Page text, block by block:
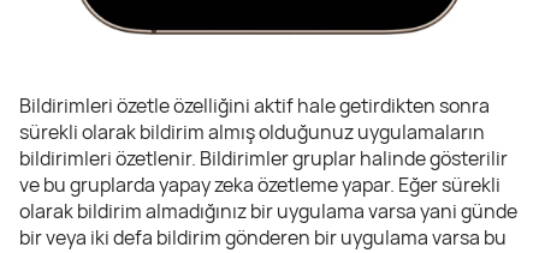
Bildirimleri özetle özelliğini aktif hale getirdikten sonra
sürekli olarak bildirim almış olduğunuz uygulamaların
bildirimleri özetlenir. Bildirimler gruplar halinde gösterilir
ve bu gruplarda yapay zeka özetleme yapar. Eğer sürekli
olarak bildirim almadığınız bir uygulama varsa yani günde
bir veya iki defa bildirim gönderen bir uygulama varsa bu